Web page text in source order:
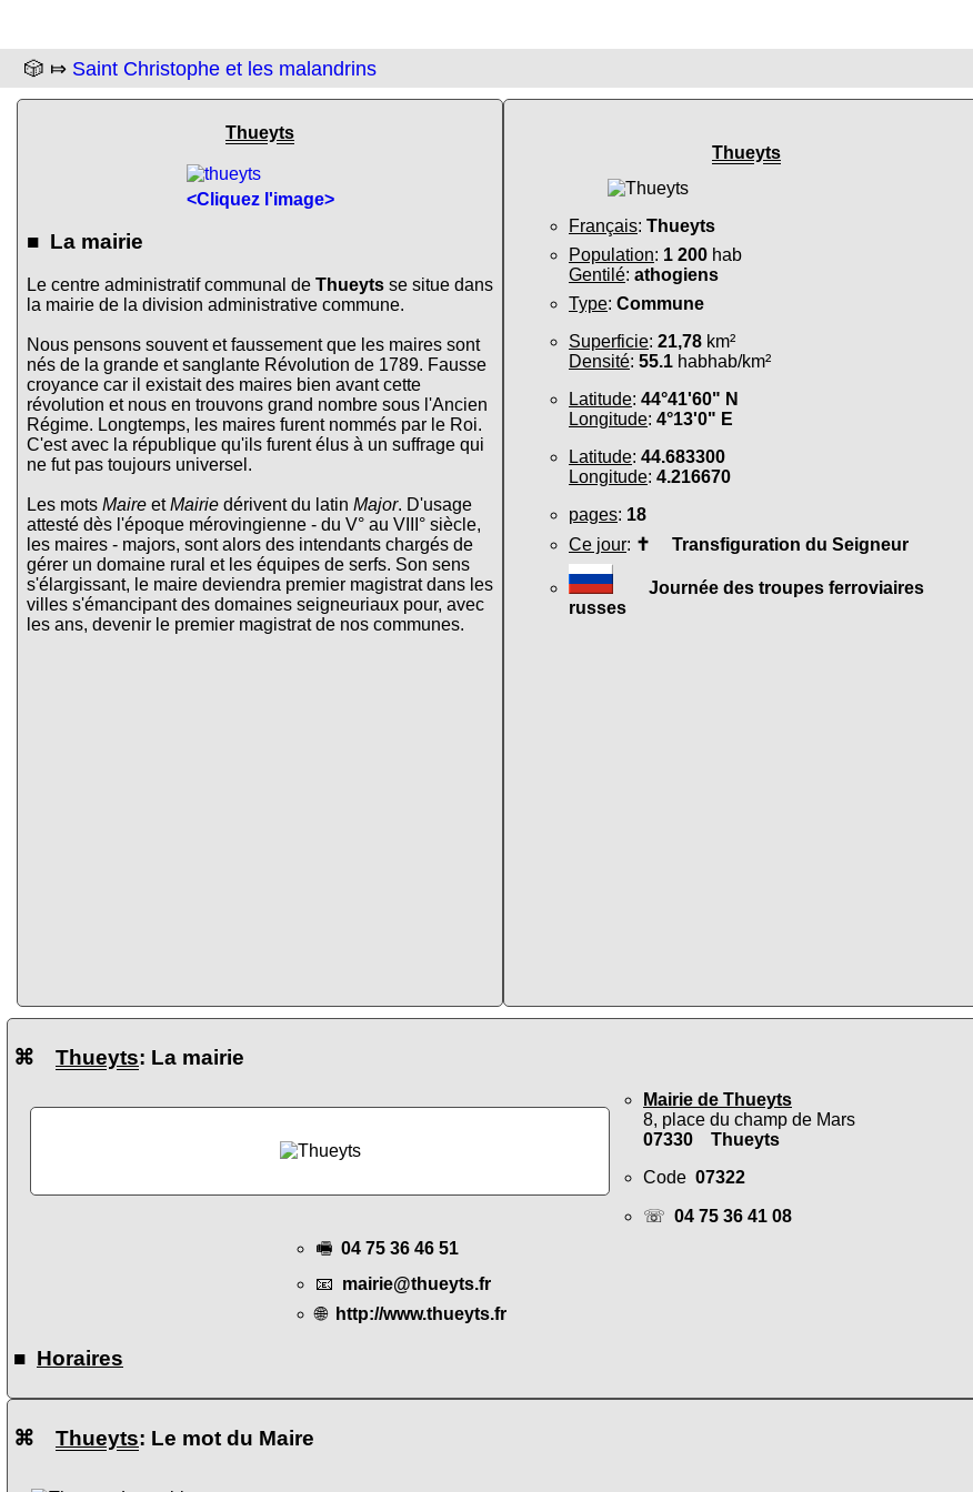
🎲 ⤇ Saint Christophe et les malandrins
Thueyts
<Cliquez l'image>
■ La mairie
Le centre administratif communal de Thueyts se situe dans
la mairie de la division administrative commune.
Nous pensons souvent et faussement que les maires sont
nés de la grande et sanglante Révolution de 1789. Fausse
croyance car il existait des maires bien avant cette
révolution et nous en trouvons grand nombre sous l'Ancien
Régime. Longtemps, les maires furent nommés par le Roi.
C'est avec la république qu'ils furent élus à un suffrage qui
ne fut pas toujours universel.
Les mots Maire etMairie dérivent du latin Major. D'usage
attesté dès l'époque mérovingienne - du V° au VIII° siècle,
les maires - majors, sont alors des intendants chargés de
gérer un domaine rural et les équipes de serfs. Son sens
s'élargissant, le maire deviendra premier magistrat dans les
villes s'émancipant des domaines seigneuriaux pour, avec
les ans, devenir le premier magistrat de nos communes.
Thueyts
Français: Thueyts
Population: 1 200 hab
Gentilé: athogiens
Type: Commune
Superficie: 21,78 km²
Densité: 55.1 habhab/km²
Latitude: 44°41'60" N
Longitude: 4°13'0" E
Latitude: 44.683300
Longitude: 4.216670
pages: 18
Ce jour: ✝ Transfiguration du Seigneur
Journée des troupes ferroviaires
russes
⌘ Thueyts: La mairie
Mairie de Thueyts
8, place du champ de Mars
07330 Thueyts
Code 07322
☏ 04 75 36 41 08
🖷 04 75 36 46 51
📧 mairie@thueyts.fr
🌐 http://www.thueyts.fr
■ Horaires
⌘ Thueyts: Le mot du Maire